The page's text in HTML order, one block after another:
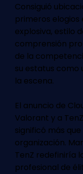
Consiguió
primeros elogios
explosiva, estilo
comprensión
de la
su estatus como
la escena.
El anuncio de
Valorant y a
significó más
organización.
TenZ redefiniría
profesional de